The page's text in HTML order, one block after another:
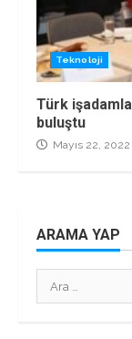
Teknoloji
Türk
buluştu
Mayıs 22, 2022
ARAMA YAP
Arama: